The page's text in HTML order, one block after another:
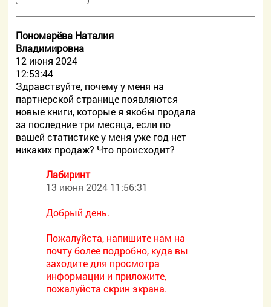
Пономарёва Наталия
Владимировна
12 июня 2024
12:53:44
Здравствуйте, почему у меня на
партнерской странице появляются
новые книги, которые я якобы продала
за последние три месяца, если по
вашей статистике у меня уже год нет
никаких продаж? Что происходит?
Лабиринт
13 июня 2024 11:56:31
Добрый день.
Пожалуйста, напишите нам на
почту более подробно, куда вы
заходите для просмотра
информации и приложите,
пожалуйста скрин экрана.